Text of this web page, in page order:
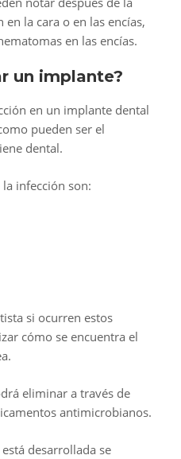
la cara o en las encías,
en las encías.
un implante?
en un implante dental
pueden ser el
dental.
infección son:
si ocurren estos
cómo se encuentra el
eliminar a través de
antimicrobianos.
desarrollada se